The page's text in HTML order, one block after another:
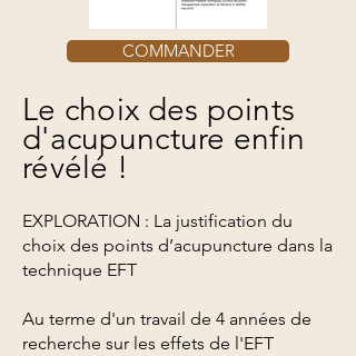
COMMANDER
Le choix des points
d'acupuncture enfin
révélé !
EXPLORATION : La justification du
choix des points d’acupuncture dans la
technique EFT
Au terme d'un travail de 4 années de
recherche sur les effets de l'EFT